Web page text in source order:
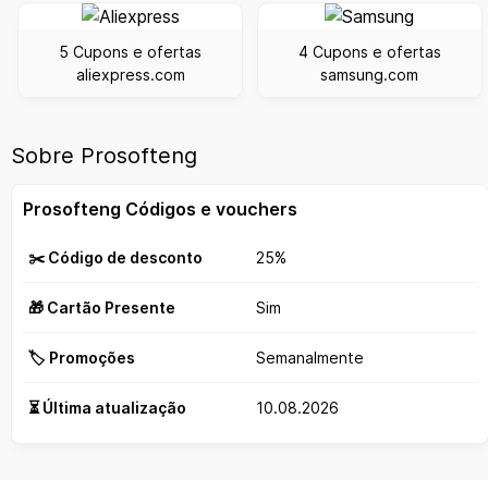
5 Cupons e ofertas
aliexpress.com
4 Cupons e ofertas
samsung.com
Sobre Prosofteng
Prosofteng Códigos e vouchers
✂️ Código de desconto 25%
🎁 Cartão Presente Sim
🏷️ Promoções Semanalmente
⏳ Última atualização 10.08.2026